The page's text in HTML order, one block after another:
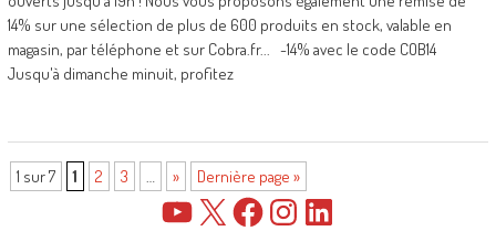
14% sur une sélection de plus de 600 produits en stock, valable en
magasin, par téléphone et sur Cobra.fr... -14% avec le code COB14
Jusqu'à dimanche minuit, profitez
1 sur 7 1 2 3 … » Dernière page »
YouTube FacebookInstagramLinkedIn